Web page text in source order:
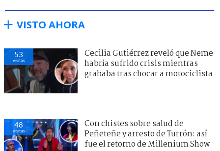
VISTO AHORA
53
visitas
Cecilia Gutiérrez reveló que Neme
habría sufrido crisis mientras
grababa tras chocar a motociclista
48
visitas
Con chistes sobre salud de
Peñeteñe y arresto de Turrón: así
fue el retorno de Millenium Show